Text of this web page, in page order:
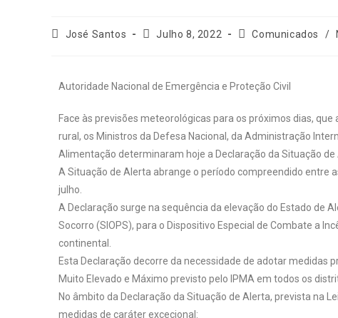
José Santos Julho 8, 2022 Comunicados /
Autoridade Nacional de Emergência e Proteção Civil
Face às previsões meteorológicas para os próximos dias,
rural, os Ministros da Defesa Nacional, da Administração
Alimentação determinaram hoje a Declaração da Situação
A Situação de Alerta abrange o período compreendido entre
julho.
A Declaração surge na sequência da elevação do Estado de
Socorro (SIOPS), para o Dispositivo Especial de Combate a
continental.
Esta Declaração decorre da necessidade de adotar medidas
Muito Elevado e Máximo previsto pelo IPMA em todos os
No âmbito da Declaração da Situação de Alerta, prevista na
medidas de caráter excecional: